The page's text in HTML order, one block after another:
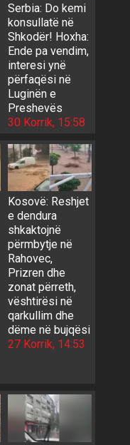
Serbia: Do kemi
konsullatë në
Shkodër! Hoxha:
Ende pa vendim,
interesi ynë
përfaqësi në
Luginën e
Preshevës
30 Korrik, 15:58
Kosovë: Reshjet
e dendura
shkaktojnë
përmbytje në
Rahovec,
Prizren dhe
zonat përreth,
vështirësi në
qarkullim dhe
dëme në bujqësi
27 Korrik, 14:53